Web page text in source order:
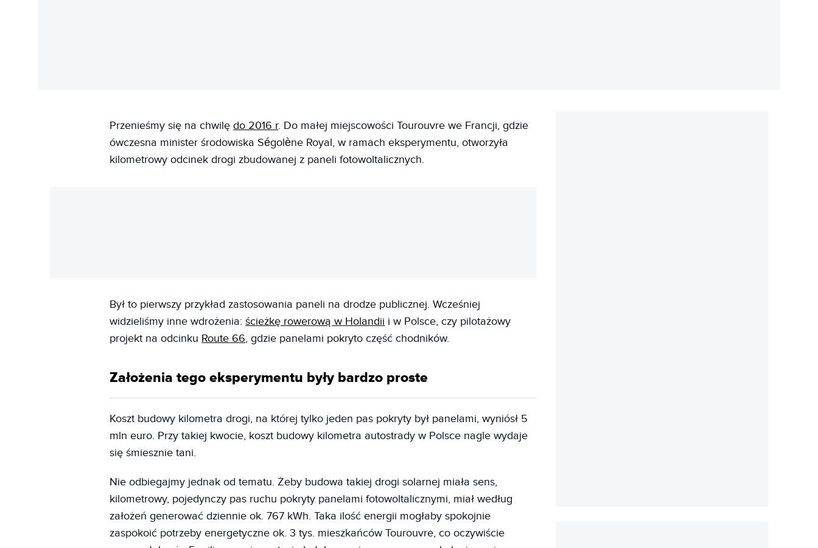
Przenieśmy się na chwilędo 2016 r. Do małej miejscowości Tourouvre we Francji, gdzie
ówczesna minister środowiska Ségolène Royal, w ramach eksperymentu, otworzyła
kilometrowy odcinek drogi zbudowanej z paneli fotowoltalicznych.
Był to pierwszy przykład zastosowania paneli na drodze publicznej. Wcześniej
widzieliśmy inne wdrożenia:ścieżkę rowerową w Holandii i w Polsce, czy pilotażowy
projekt na odcinku Route 66, gdzie panelami pokryto część chodników.
Założenia tego eksperymentu były bardzo proste
Koszt budowy kilometra drogi, na której tylko jeden pas pokryty był panelami, wyniósł 5
mln euro. Przy takiej kwocie, koszt budowy kilometra autostrady w Polsce nagle wydaje
się śmiesznie tani.
Nie odbiegajmy jednak od tematu. Żeby budowa takiej drogi solarnej miała sens,
kilometrowy, pojedynczy pas ruchu pokryty panelami fotowoltalicznymi, miał według
założeń generować dziennie ok. 767 kWh. Taka ilość energii mogłaby spokojnie
zaspokoić potrzeby energetyczne ok. 3 tys. mieszkańców Tourouvre, co oczywiście